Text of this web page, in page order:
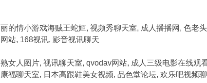
丽的情小游戏海贼王蛇姬, 视频秀聊天室, 成人播播网, 色老
网站, 168视讯, 影音视讯聊天
熟女人图片, 视讯聊天室, qvodav网站, 成人三级电影在线观
康福聊天室, 日本高跟鞋美女视频, 品色堂论坛, 欢乐吧视频